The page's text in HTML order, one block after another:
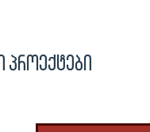
პროექტები